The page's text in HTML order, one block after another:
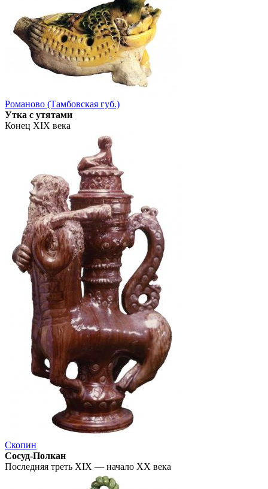
Романово (Тамбовская губ.)
Утка с утятами
Конец XIX века
Скопин
Сосуд-Полкан
Последняя треть XIX — начало ХХ века